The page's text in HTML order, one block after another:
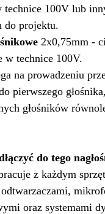
technice 100V lub
do projektu.
2x0,75mm -
w technice 100V.
na prowadzeniu
pierwszego
głośników
do tego
z każdym
oraz systemami